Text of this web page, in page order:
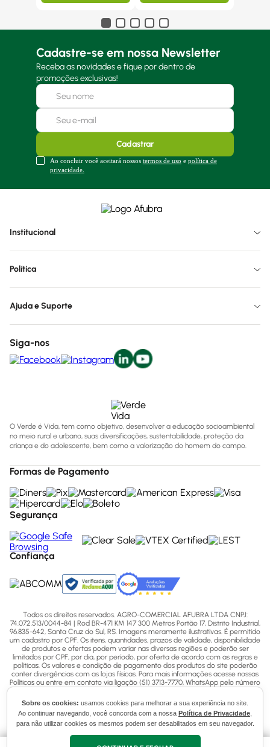
Sobre os cookies: usamos cookies para melhorar a sua experiência no site.
Ao continuar navegando, você concorda com a nossa Política de Privacidade
para não utilizar cookies os mesmos podem ser desabilitados em seu navegador.
Cadastre-se em nossa Newsletter
Receba as novidades e fique por dentro de
promoções exclusivas!
Cadastrar
Ao concluir você aceitará nossos termos de uso e política de
privacidade.
Institucional
Política
Ajuda e Suporte
Siga-nos
O Verde é Vida, tem como objetivo, desenvolver a educação socioambiental
no meio rural e urbano, suas diversificações, sustentabilidade, proteção da
criança e do adolescente, bem como a valorização do homem do campo.
Formas de Pagamento
Segurança
Confiança
Todos os direitos reservados. AGRO-COMERCIAL AFUBRA LTDA CNPJ:
74.072.513/0044-84 | Rod BR-471 KM 147 300 Metros Portão 17, Distrito Industrial,
96.835-642, Santa Cruz do Sul, RS. Imagens meramente ilustrativas. É permitido
um cadastro por CPF. Os itens, quantidades, prazos de validade, disponibilidade
de produtos e ofertas podem variar nas diversas regiões e poderão ser
limitados por CPF, por dia, por período, por oferta de acordo com as regras e
políticas. Os valores e condição de pagamento dos produtos do site poderão
conter divergências com as lojas físicas. Para mais informações acesse nossas
Políticas ou entre em contato via ligação (51) 3713-7770, WhatsApp pelo número